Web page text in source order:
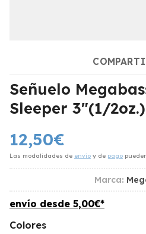
Señuelo
Sleeper 3"(1/2oz.)
12,50€
Las modalidades de envío y de pago
Marca:
envío desde 5,00€*
Colores